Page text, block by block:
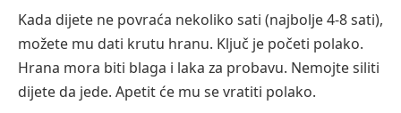
Kada dijete ne povraća nekoliko sati (najbolje 4-8 sati),
možete mu dati krutu hranu. Ključ je početi polako.
Hrana mora biti blaga i laka za probavu. Nemojte siliti
dijete da jede. Apetit će mu se vratiti polako.